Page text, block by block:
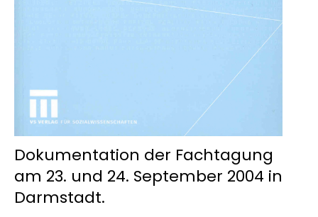
Dokumentation der Fachtagung
am 23. und 24. September 2004 in
Darmstadt.